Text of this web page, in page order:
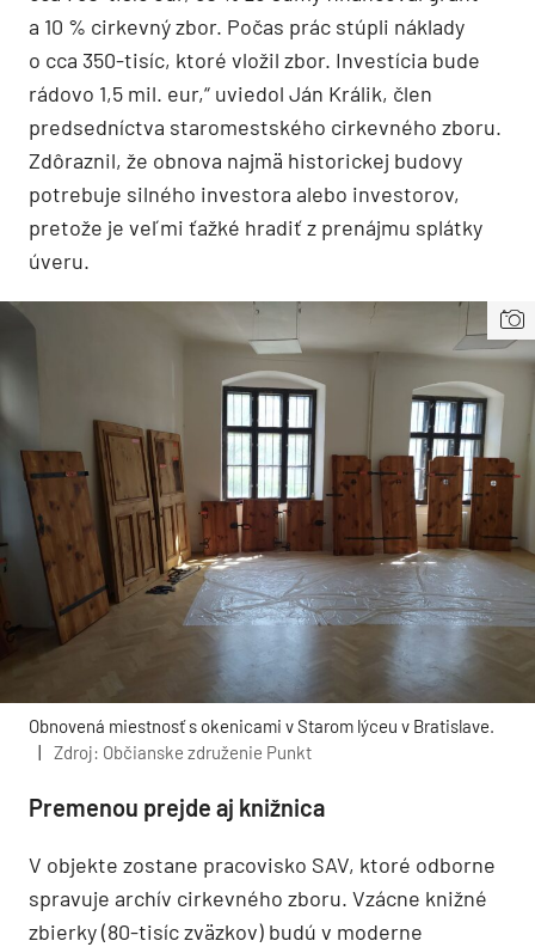
a 10 % cirkevný zbor. Počas prác stúpli náklady
o cca 350-tisíc, ktoré vložil zbor. Investícia bude
rádovo 1,5 mil. eur,“ uviedol Ján Králik, člen
predsedníctva staromestského cirkevného zboru.
Zdôraznil, že obnova najmä historickej budovy
potrebuje silného investora alebo investorov,
pretože je veľmi ťažké hradiť z prenájmu splátky
úveru.
Obnovená miestnosť s okenicami v Starom lýceu v Bratislave.
Zdroj: Občianske združenie Punkt
Premenou prejde aj knižnica
V objekte zostane pracovisko SAV, ktoré odborne
spravuje archív cirkevného zboru. Vzácne knižné
zbierky (80-tisíc zväzkov) budú v moderne